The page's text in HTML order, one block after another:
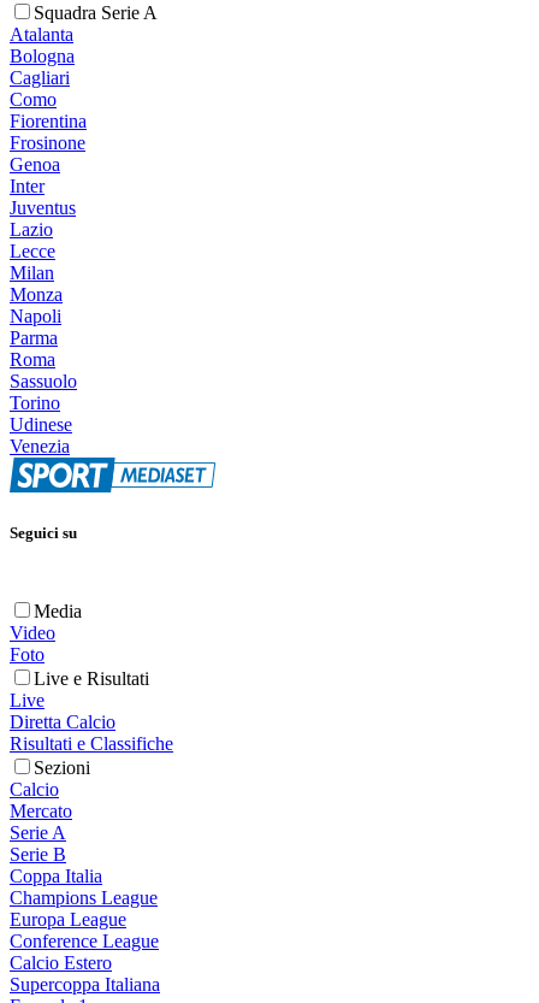
Squadra Serie A
Atalanta
Bologna
Cagliari
Como
Fiorentina
Frosinone
Genoa
Inter
Juventus
Lazio
Lecce
Milan
Monza
Napoli
Parma
Roma
Sassuolo
Torino
Udinese
Venezia
Seguici su
Media
Video
Foto
Live e Risultati
Live
Diretta Calcio
Risultati e Classifiche
Sezioni
Calcio
Mercato
Serie A
Serie B
Coppa Italia
Champions League
Europa League
Conference League
Calcio Estero
Supercoppa Italiana